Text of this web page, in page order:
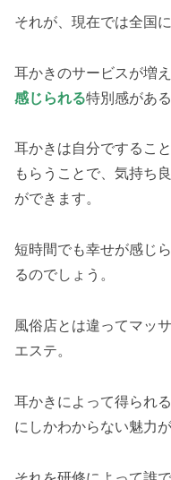
それが、現在では全国
耳かきのサービスが増え
感じられる特別感がある
耳かきは自分でするこ
もらうことで、気持ち
ができます。
短時間でも幸せが感じ
るのでしょう。
風俗店とは違ってマッ
エステ。
耳かきによって得られる
にしかわからない魅力が